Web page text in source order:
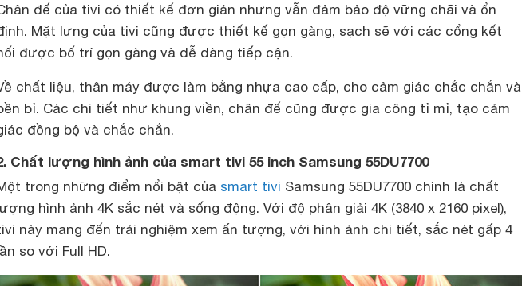
đế của tivi có thiết kế đơn giản nhưng vẫn đảm bảo độ vững chãi và ổn
Mặt lưng của tivi cũng được thiết kế gọn gàng, sạch sẽ với các cổng kết
được bố trí gọn gàng và dễ dàng tiếp cận.
chất liệu, thân máy được làm bằng nhựa cao cấp, cho cảm giác chắc chắn và
bỉ. Các chi tiết như khung viền, chân đế cũng được gia công tỉ mỉ, tạo cảm
đồng bộ và chắc chắn.
Chất lượng hình ảnh của smart tivi 55 inch Samsung 55DU7700
trong những điểm nổi bật của smart tivi Samsung 55DU7700 chính là chất
hình ảnh 4K sắc nét và sống động. Với độ phân giải 4K (3840 x 2160 pixel),
này mang đến trải nghiệm xem ấn tượng, với hình ảnh chi tiết, sắc nét gấp 4
so với Full HD.